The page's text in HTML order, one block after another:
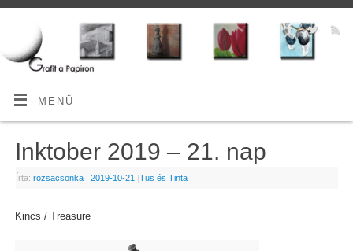
MENÜ
Inktober 2019 – 21. nap
Írta: rozsacsonka | 2019-10-21 |Tus és Tinta
Kincs / Treasure